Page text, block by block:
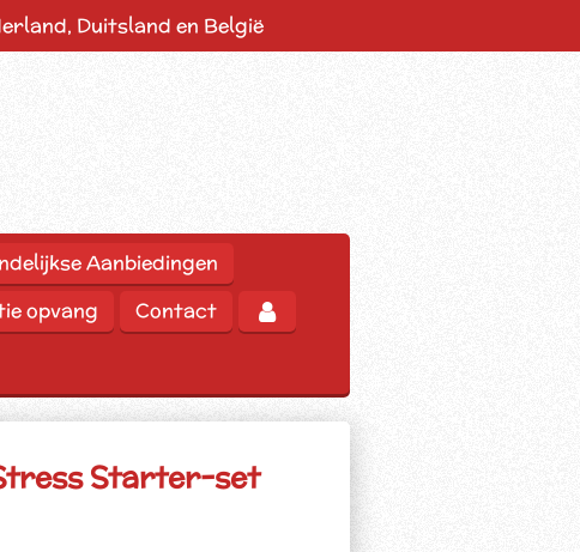
Duitsland en België
Aanbiedingen
opvang Contact
Starter-set